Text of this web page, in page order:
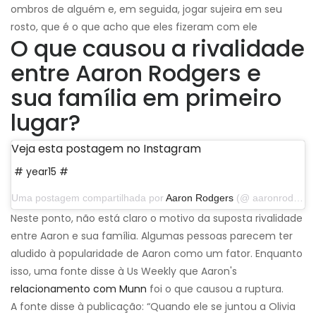
ombros de alguém e, em seguida, jogar sujeira em seu
rosto, que é o que acho que eles fizeram com ele
O que causou a rivalidade
entre Aaron Rodgers e
sua família em primeiro
lugar?
Veja esta postagem no Instagram
# year15 #
Uma postagem compartilhada por Aaron Rodgers (@ aaronrodgers12) em 4 de setembro de 2019 às 17:14 PDT
Neste ponto, não está claro o motivo da suposta rivalidade
entre Aaron e sua família. Algumas pessoas parecem ter
aludido à popularidade de Aaron como um fator. Enquanto
isso, uma fonte disse à Us Weekly que Aaron's
relacionamento com Munn foi o que causou a ruptura.
A fonte disse à publicação: “Quando ele se juntou a Olivia